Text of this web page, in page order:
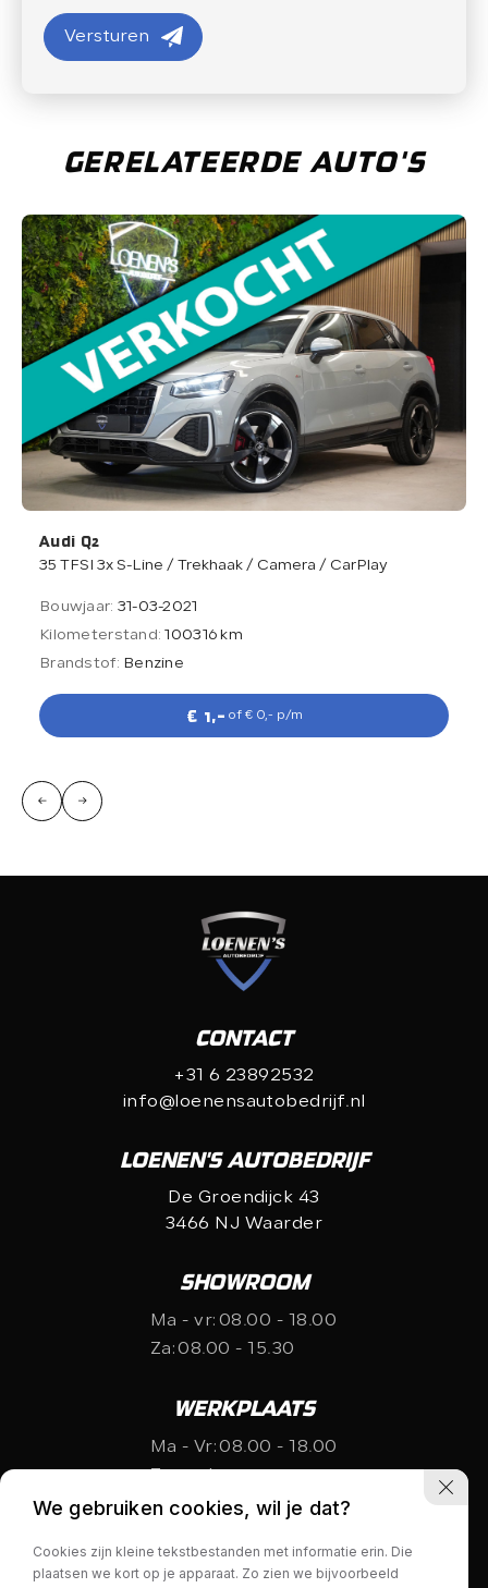
Versturen
GERELATEERDE AUTO'S
Audi Q2
35 TFSI 3x S-Line / Trekhaak / Camera / CarPlay
Bouwjaar: 31-03-2021
Kilometerstand:100316 km
Brandstof: Benzine
€ 1,- of € 0,- p/m
CONTACT
+31 6 23892532
info@loenensautobedrijf.nl
LOENEN'S AUTOBEDRIJF
De Groendijck 43
3466 NJ Waarder
SHOWROOM
Ma - vr: 08.00 - 18.00
Za: 08.00 - 15.30
WERKPLAATS
Ma - Vr: 08.00 - 18.00
Za:gesloten
We gebruiken cookies, wil je dat?
Cookies zijn kleine tekstbestanden met informatie erin. Die
plaatsen we kort op je apparaat. Zo zien we bijvoorbeeld